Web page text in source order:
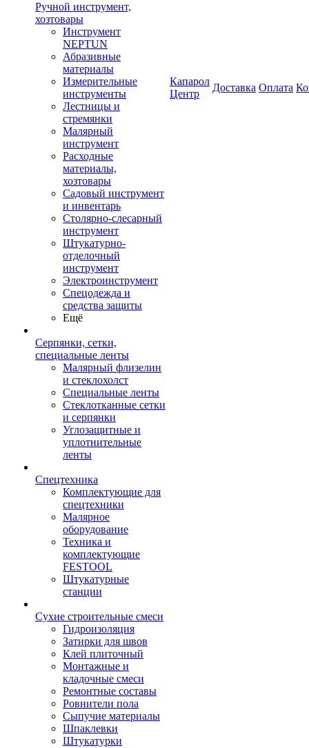
Ручной инструмент,
хозтовары
Инструмент
NEPTUN
Абразивные
материалы
Измерительные
инструменты
Лестницы и
стремянки
Малярный
инструмент
Расходные
материалы,
хозтовары
Садовый инструмент
и инвентарь
Столярно-слесарный
инструмент
Штукатурно-
отделочный
инструмент
Электроинструмент
Спецодежда и
средства защиты
Ещё
Серпянки, сетки,
специальные ленты
Малярный флизелин
и стеклохолст
Специальные ленты
Стеклотканные сетки
и серпянки
Углозащитные и
уплотнительные
ленты
Спецтехника
Комплектующие для
спецтехники
Малярное
оборудование
Техника и
комплектующие
FESTOOL
Штукатурные
станции
Сухие строительные смеси
Гидроизоляция
Затирки для швов
Клей плиточный
Монтажные и
кладочные смеси
Ремонтные составы
Ровнители пола
Сыпучие материалы
Шпаклевки
Штукатурки
Капарол
Центр
Доставка Оплата